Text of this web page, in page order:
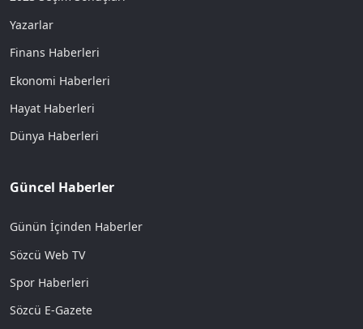
Yazarlar
Finans Haberleri
Ekonomi Haberleri
Hayat Haberleri
Dünya Haberleri
Güncel Haberler
Günün İçinden Haberler
Sözcü Web TV
Spor Haberleri
Sözcü E-Gazete